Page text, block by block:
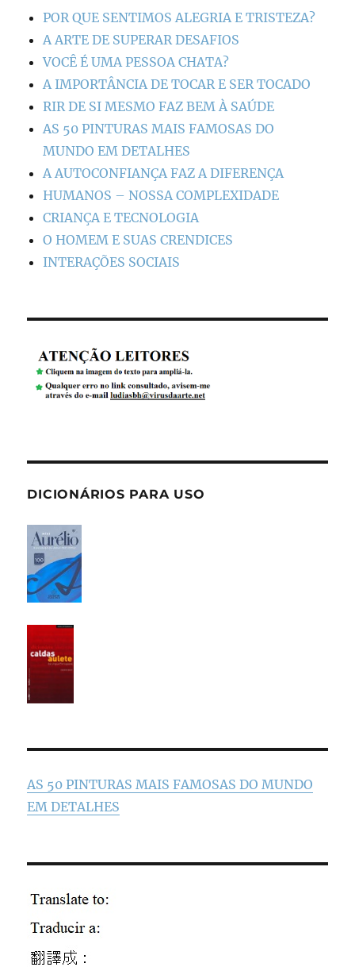
POR QUE SENTIMOS ALEGRIA E TRISTEZA?
A ARTE DE SUPERAR DESAFIOS
VOCÊ É UMA PESSOA CHATA?
A IMPORTÂNCIA DE TOCAR E SER TOCADO
RIR DE SI MESMO FAZ BEM À SAÚDE
AS 50 PINTURAS MAIS FAMOSAS DO
MUNDO EM DETALHES
A AUTOCONFIANÇA FAZ A DIFERENÇA
HUMANOS – NOSSA COMPLEXIDADE
CRIANÇA E TECNOLOGIA
O HOMEM E SUAS CRENDICES
INTERAÇÕES SOCIAIS
DICIONÁRIOS PARA USO
AS 50 PINTURAS MAIS FAMOSAS DO MUNDO
EM DETALHES